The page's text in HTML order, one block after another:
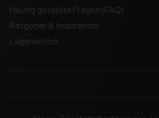
Häufig gestellte Fragen (FAQ)
Ratgeber & Inspiration
Lageraktion